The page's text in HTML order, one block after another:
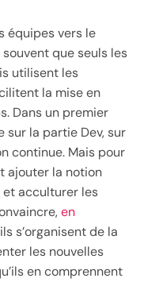
équipes vers le
que seuls les
utilisent les
la mise en
Dans un premier
sur la partie Dev, sur
continue. Mais pour
ajouter la notion
et acculturer les
en
s’organisent de la
les nouvelles
en comprennent